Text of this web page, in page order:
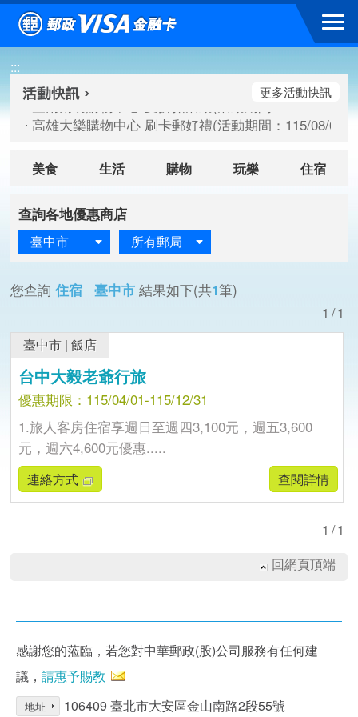
跳到主要內容區塊
:::
臺南南紡購物中心 夏折扣活動(活動期間：115/08/10-
新竹遠東巨城購物中心 2026巨城年中慶夏日BIG好刷(
臺南南紡購物中心 夏折扣活動(活動期間：115/08/10-
高雄大樂購物中心 刷卡郵好禮(活動期間：115/08/07-
更多活動快訊
美食 生活 購物 玩樂 住宿
查詢各地優惠商店
臺中市 所有郵局
您查詢 住宿 臺中市 結果如下(共1筆)
1/1
臺中市 |飯店
台中大毅老爺行旅
優惠期限：115/04/01-115/12/31
1.旅人客房住宿享週日至週四3,100元，週五3,600
元，週六4,600元優惠.....
連絡方式 查閱詳情
1/1
回網頁頂端
感謝您的蒞臨，若您對中華郵政(股)公司服務有任何建
議， 請惠予賜教
地址 106409 臺北市大安區金山南路2段55號